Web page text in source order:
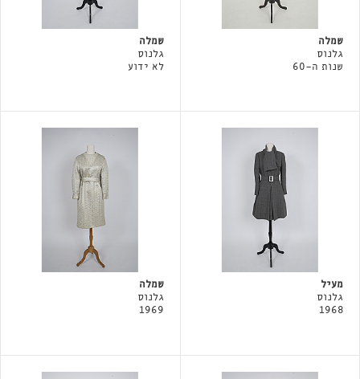
שמלה
גלנוס
שנות ה-60
שמלה
גלנוס
לא ידוע
מעיל
גלנוס
1968
שמלה
גלנוס
1969